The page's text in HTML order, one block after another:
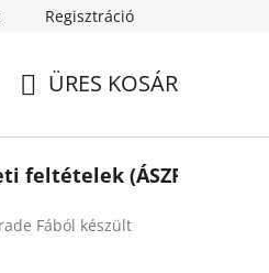
Regisztráció
ÜRES KOSÁR
feltételek (ÁSZF)
Fából készült